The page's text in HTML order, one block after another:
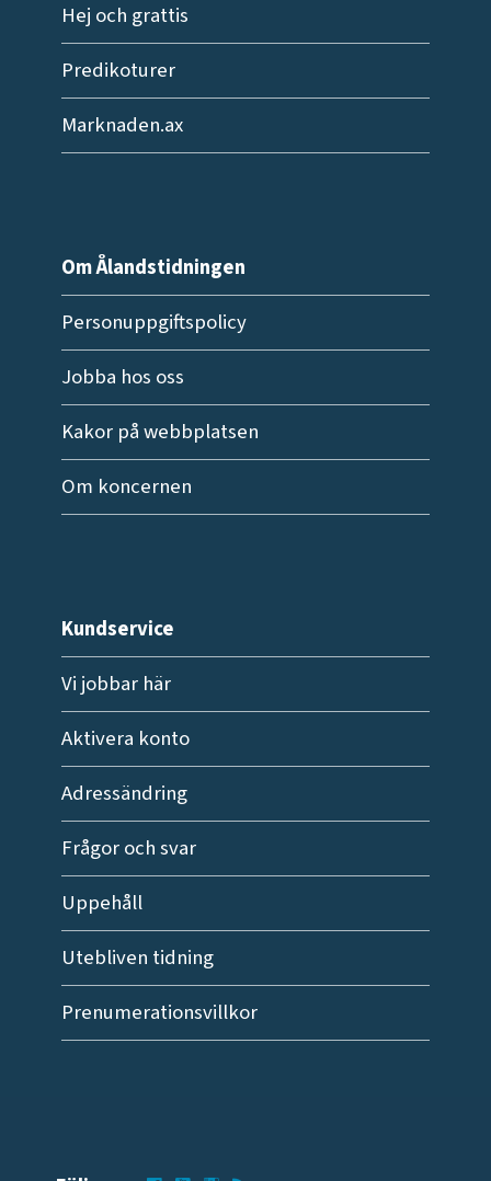
Hej och grattis
Predikoturer
Marknaden.ax
Om Ålandstidningen
Personuppgiftspolicy
Jobba hos oss
Kakor på webbplatsen
Om koncernen
Kundservice
Vi jobbar här
Aktivera konto
Adressändring
Frågor och svar
Uppehåll
Utebliven tidning
Prenumerationsvillkor